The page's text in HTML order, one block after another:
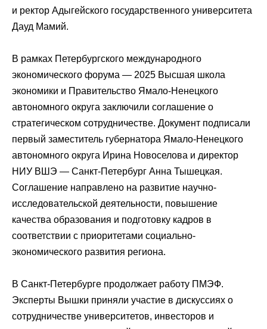
и ректор Адыгейского государственного университета
Дауд Мамий.
В рамках Петербургского международного
экономического форума — 2025 Высшая школа
экономики и Правительство Ямало-Ненецкого
автономного округа заключили соглашение о
стратегическом сотрудничестве. Документ подписали
первый заместитель губернатора Ямало-Ненецкого
автономного округа Ирина Новоселова и директор
НИУ ВШЭ — Санкт-Петербург Анна Тышецкая.
Соглашение направлено на развитие научно-
исследовательской деятельности, повышение
качества образования и подготовку кадров в
соответствии с приоритетами социально-
экономического развития региона.
В Санкт-Петербурге продолжает работу ПМЭФ.
Эксперты Вышки приняли участие в дискуссиях о
сотрудничестве университетов, инвесторов и